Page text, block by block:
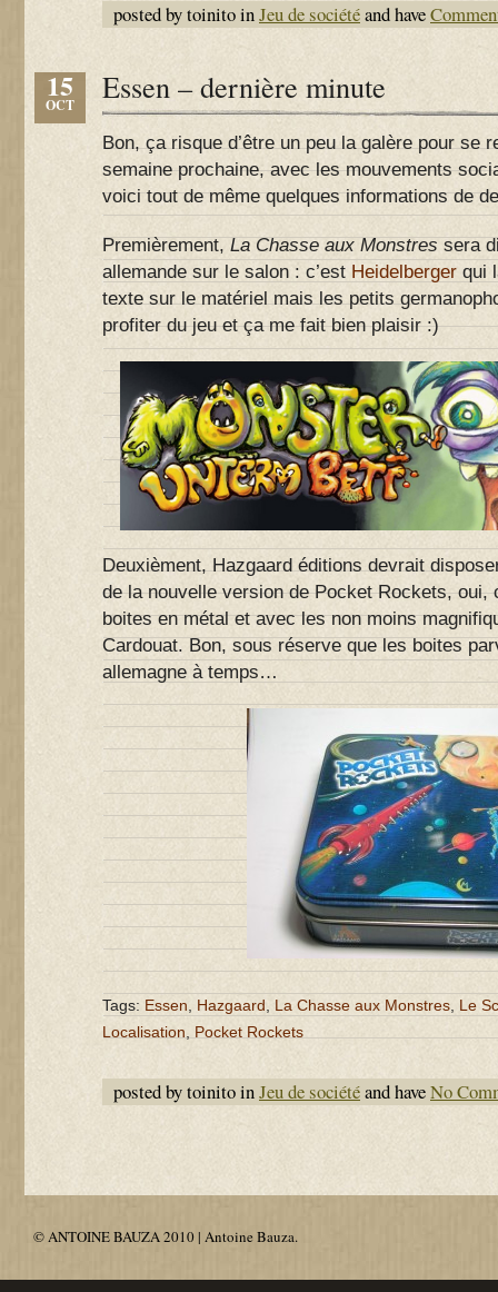
posted by toinito inJeu de sociétéand have
15
OCT Essen – dernière minute
Bon, ça risque d’être un peu la galère pour se
semaine prochaine, avec les mouvements
voici tout de même quelques informations de
Premièrement,La Chasse aux Monstressera
allemande sur le salon : c’est Heidelberger qui
texte sur le matériel mais les petits
profiter du jeu et ça me fait bien plaisir :)
Deuxièment, Hazgaard éditions devrait
de la nouvelle version de Pocket Rockets, oui,
boites en métal et avec les non moins
Cardouat. Bon, sous réserve que les boites
allemagne à temps…
Tags: Essen Hazgaard La Chasse aux Monstres Le
Localisation
Pocket Rockets
posted by toinito inJeu de sociétéand haveNo
© ANTOINE BAUZA 2010 | Antoine Bauza.